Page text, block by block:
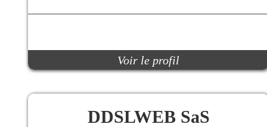
Voir le profil
DDSLWEB SaS